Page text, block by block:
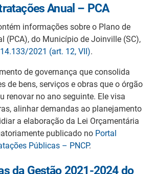
Anual – PCA
informações sobre o Plano de
(PCA), do Município de Joinville (SC),
2021 (art. 12, VII).
de governança que consolida
de bens, serviços e obras que o órgão
renovar no ano seguinte. Ele visa
alinhar demandas ao planejamento
a elaboração da Lei Orçamentária
publicado no Portal
Públicas – PNCP.
da Gestão 2021-2024 do